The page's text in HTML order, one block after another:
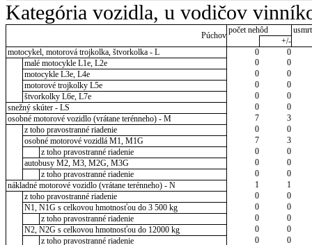
Kategória vozidla, u vodičov
Púchov
počet nehôd
+/-
motocykel, motorová trojkolka, štvorkolka - L
0
0
malé motocykle L1e, L2e
0
0
motocykle L3e, L4e
0
0
motorové trojkolky L5e
0
0
štvorkolky L6e, L7e
0
0
snežný skúter - LS
0
0
osobné motorové vozidlo (vrátane terénneho) - M
7
3
z toho pravostranné riadenie
0
0
osobné motorové vozidlá M1, M1G
7
3
z toho pravostranné riadenie
0
0
autobusy M2, M3, M2G, M3G
0
0
z toho pravostranné riadenie
0
0
nákladné motorové vozidlo (vrátane terénneho) - N
1
1
z toho pravostranné riadenie
0
0
N1, N1G s celkovou hmotnosťou do 3 500 kg
0
0
z toho pravostranné riadenie
0
0
N2, N2G s celkovou hmotnosťou do 12000 kg
0
0
z toho pravostranné riadenie
0
0